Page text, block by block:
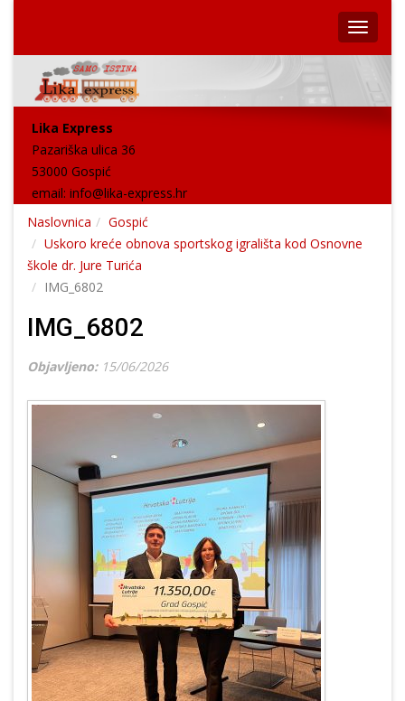
Lika Express
Pazariška ulica 36
53000 Gospić
email: info@lika-express.hr
Naslovnica
Gospić
Uskoro kreće obnova sportskog igrališta kod Osnovne
škole dr. Jure Turića
IMG_6802
IMG_6802
Objavljeno: 15/06/2026